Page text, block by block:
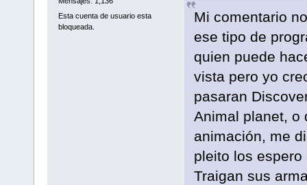
Esta cuenta de usuario esta
bloqueada.
Mi comentario
ese tipo de
quien puede
vista pero yo
pasaran
Animal planet, o
animación, me
pleito los
Traigan sus